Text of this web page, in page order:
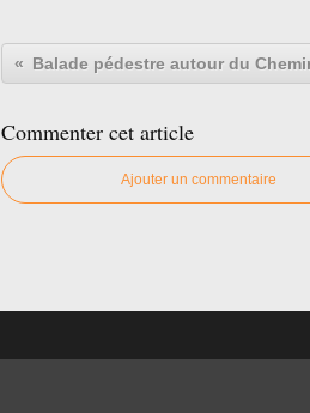
Commenter cet article
Ajouter un commentaire